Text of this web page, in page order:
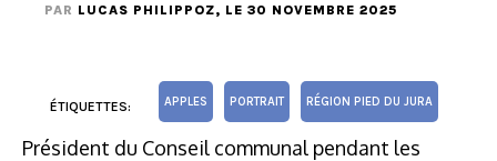
PAR LUCAS PHILIPPOZ, LE 30 NOVEMBRE 2025
ÉTIQUETTES: APPLES PORTRAIT RÉGION PIED DU JURA
Président du Conseil communal pendant les